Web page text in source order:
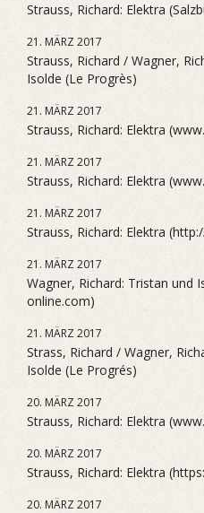
Strauss, Richard: Elektra
21. MÄRZ 2017
Strauss, Richard / Wagner,
Isolde (Le Progrès)
21. MÄRZ 2017
Strauss, Richard: Elektra
21. MÄRZ 2017
Strauss, Richard: Elektra
21. MÄRZ 2017
Strauss, Richard: Elektra
21. MÄRZ 2017
Wagner, Richard: Tristan und
online.com)
21. MÄRZ 2017
Strass, Richard / Wagner,
Isolde (Le Progrés)
20. MÄRZ 2017
Strauss, Richard: Elektra
20. MÄRZ 2017
Strauss, Richard: Elektra
20. MÄRZ 2017